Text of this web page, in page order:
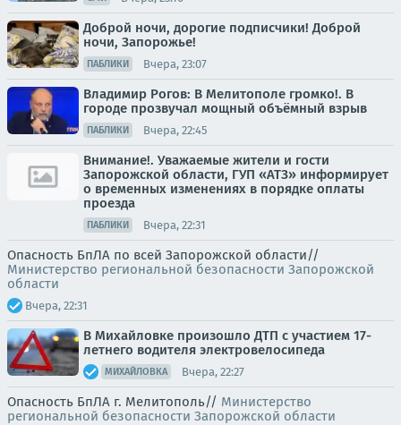
Доброй ночи, дорогие подписчики! Доброй
ночи, Запорожье!
ПАБЛИКИ Вчера, 23:07
Владимир Рогов: В Мелитополе громко!. В
городе прозвучал мощный объёмный взрыв
ПАБЛИКИ Вчера, 22:45
Внимание!. Уважаемые жители и гости
Запорожской области, ГУП «АТЗ» информирует
о временных изменениях в порядке оплаты
проезда
ПАБЛИКИ Вчера, 22:31
Опасность БпЛА по всей Запорожской области//
Министерство региональной безопасности Запорожской
области
Вчера, 22:31
В Михайловке произошло ДТП с участием 17-
летнего водителя электровелосипеда
МИХАЙЛОВКА Вчера, 22:27
Опасность БпЛА г. Мелитополь// Министерство
региональной безопасности Запорожской области